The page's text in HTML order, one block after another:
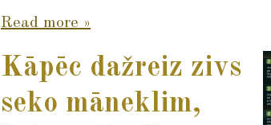
Read more »
Kāpēc dažreiz zivs
seko māneklim,